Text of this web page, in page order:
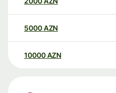
5000AZN
10000 AZN